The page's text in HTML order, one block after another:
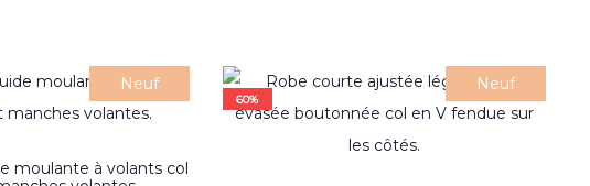
Neuf
moulante à volants col
Neuf
60%